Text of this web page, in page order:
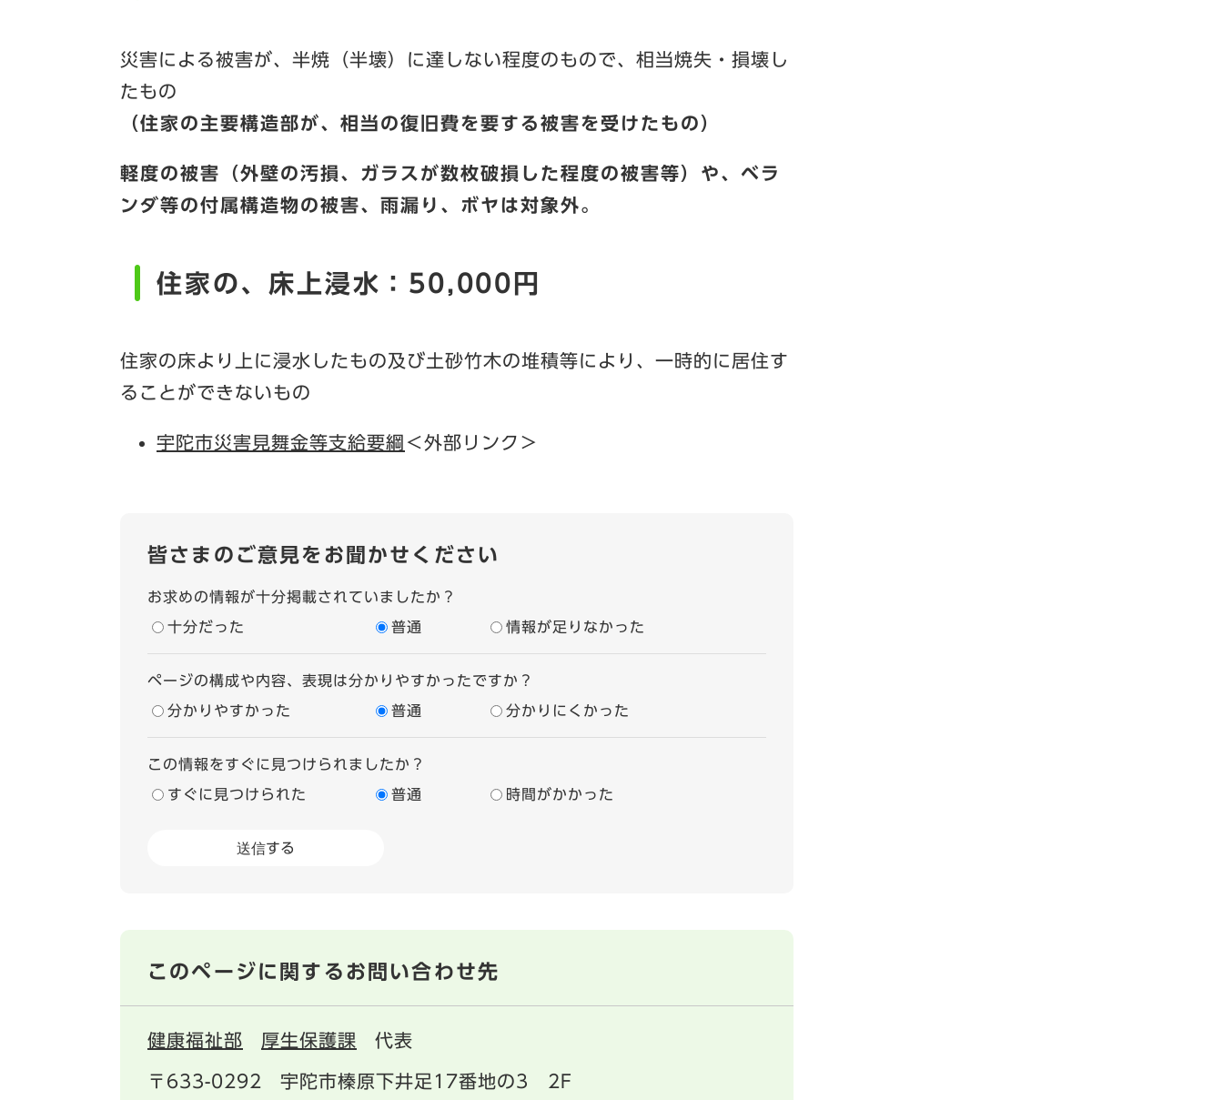
災害による被害が、半焼（半壊）に達しない程度のもので、相当焼失・損壊し
たもの
（住家の主要構造部が、相当の復旧費を要する被害を受けたもの）
軽度の被害（外壁の汚損、ガラスが数枚破損した程度の被害等）や、ベラ
ンダ等の付属構造物の被害、雨漏り、ボヤは対象外。
住家の、床上浸水：50,000円
住家の床より上に浸水したもの及び土砂竹木の堆積等により、一時的に居住す
ることができないもの
宇陀市災害見舞金等支給要綱 ＜外部リンク＞
皆さまのご意見をお聞かせください
お求めの情報が十分掲載されていましたか？
十分だった 普通 情報が足りなかった
ページの構成や内容、表現は分かりやすかったですか？
分かりやすかった 普通 分かりにくかった
この情報をすぐに見つけられましたか？
すぐに見つけられた 普通 時間がかかった
このページに関するお問い合わせ先
健康福祉部 厚生保護課 代表
〒633-0292 宇陀市榛原下井足17番地の3 2F